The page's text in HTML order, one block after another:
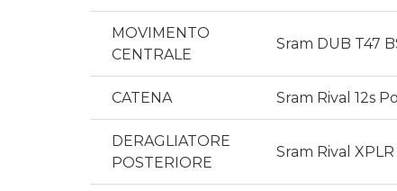
MOVIMENTO
CENTRALE
Sram DUB T47
CATENA Sram Rival 12s
DERAGLIATORE
POSTERIORE
Sram Rival XPLR